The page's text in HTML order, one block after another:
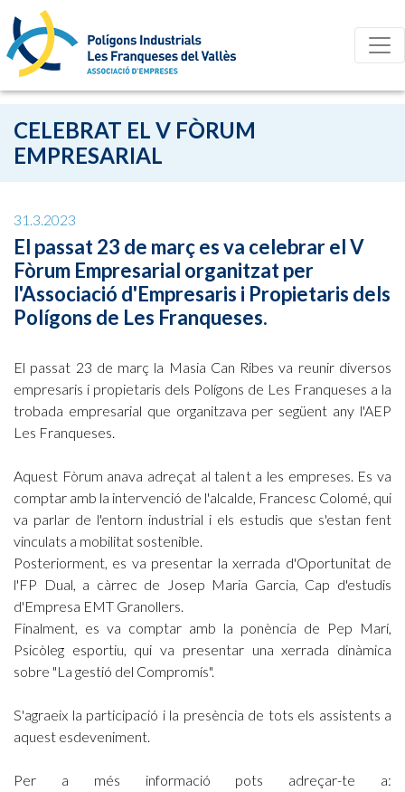
CELEBRAT EL V FÒRUM
EMPRESARIAL
31.3.2023
El passat 23 de març es va celebrar el V
Fòrum Empresarial organitzat per
l'Associació d'Empresaris i Propietaris dels
Polígons de Les Franqueses.
El passat 23 de març la Masia Can Ribes va reunir diversos
empresaris i propietaris dels Polígons de Les Franqueses a la
trobada empresarial que organitzava per següent any l'AEP
Les Franqueses.
Aquest Fòrum anava adreçat al talent a les empreses. Es va
comptar amb la intervenció de l'alcalde, Francesc Colomé, qui
va parlar de l'entorn industrial i els estudis que s'estan fent
vinculats a mobilitat sostenible.
Posteriorment, es va presentar la xerrada d'Oportunitat de
l'FP Dual, a càrrec de Josep Maria Garcia, Cap d'estudis
d'Empresa EMT Granollers.
Finalment, es va comptar amb la ponència de Pep Marí,
Psicòleg esportiu, qui va presentar una xerrada dinàmica
sobre "La gestió del Compromís".
S'agraeix la participació i la presència de tots els assistents a
aquest esdeveniment.
Per a més informació pots adreçar-te a: